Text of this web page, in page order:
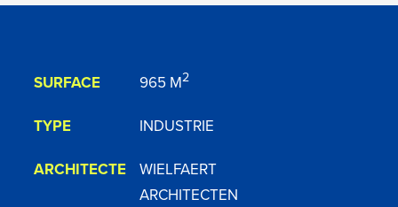
SURFACE 965 M2
TYPE
INDUSTRIE
ARCHITECTE
WIELFAERT
ARCHITECTEN